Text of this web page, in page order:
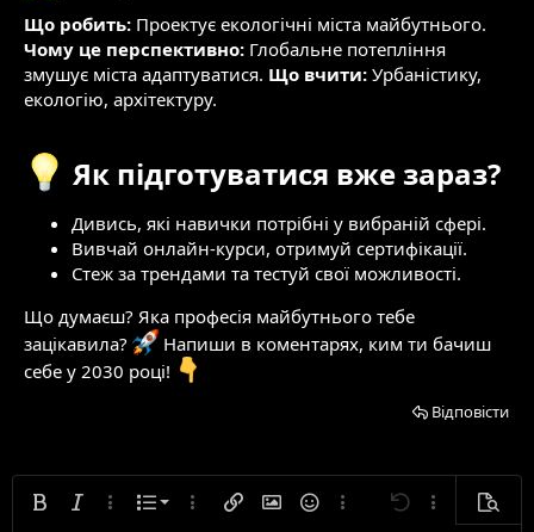
Що робить: Проектує екологічні міста майбутнього.
Чому це перспективно: Глобальне потепління
змушує міста адаптуватися. Що вчити: Урбаністику,
екологію, архітектуру.
Як підготуватися вже зараз?​
Дивись, які навички потрібні у вибраній сфері.
Вивчай онлайн-курси, отримуй сертифікації.
Стеж за трендами та тестуй свої можливості.
Що думаєш? Яка професія майбутнього тебе
зацікавила?
Напиши в коментарях, ким ти бачиш
себе у 2030 році!
Відповісти
ЖирнийКурсивний
Додаткові параметри...
Список Нумерований список
Додаткові параметри...
Вставити посилання
Вставити зображення
СмайликиДодаткові параметри...
СкасуватиДодаткові